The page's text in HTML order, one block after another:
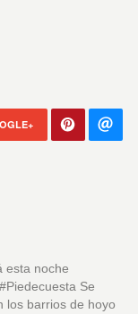
esta noche
Se
los barrios de hoyo